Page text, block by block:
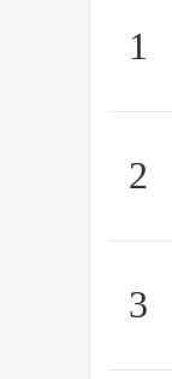
1
2
3